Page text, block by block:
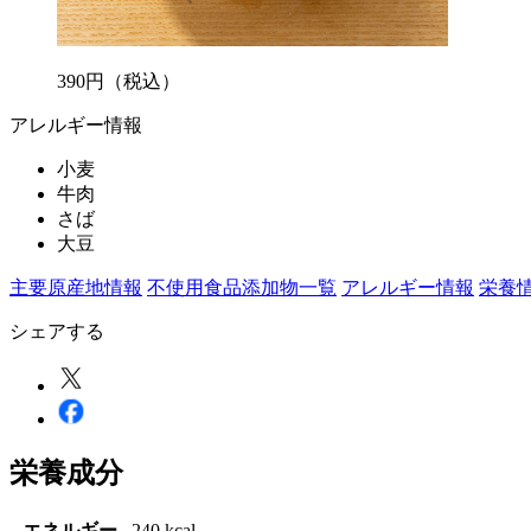
390円 （税込）
アレルギー情報
小麦
牛肉
さば
大豆
主要原産地情報 不使用食品添加物一覧 アレルギー情報 栄養
シェアする
栄養成分